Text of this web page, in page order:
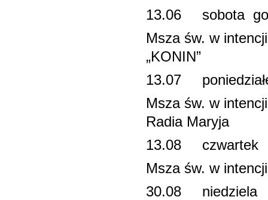
13.06 sobota
Msza św. w
„KONIN”
13.07
Msza św. w
Radia Maryja
13.08
Msza św. w
30.08